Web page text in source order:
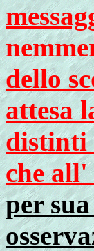
dello
attesa
distinti
che
per